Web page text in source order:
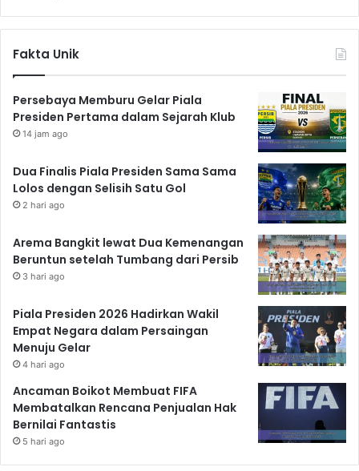
Fakta Unik
Persebaya Memburu Gelar Piala
Presiden Pertama dalam Sejarah Klub
14 jam ago
Dua Finalis Piala Presiden Sama Sama
Lolos dengan Selisih Satu Gol
2 hari ago
Arema Bangkit lewat Dua Kemenangan
Beruntun setelah Tumbang dari Persib
3 hari ago
Piala Presiden 2026 Hadirkan Wakil
Empat Negara dalam Persaingan
Menuju Gelar
4 hari ago
Ancaman Boikot Membuat FIFA
Membatalkan Rencana Penjualan Hak
Bernilai Fantastis
5 hari ago